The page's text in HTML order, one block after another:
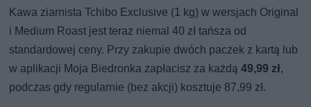
Kawa ziarnista Tchibo Exclusive (1 kg) w wersjach Original
i Medium Roast jest teraz niemal 40 zł tańsza od
standardowej ceny. Przy zakupie dwóch paczek z kartą lub
w aplikacji Moja Biedronka zapłacisz za każdą49,99 zł,
podczas gdy regularnie (bez akcji) kosztuje 87,99 zł.